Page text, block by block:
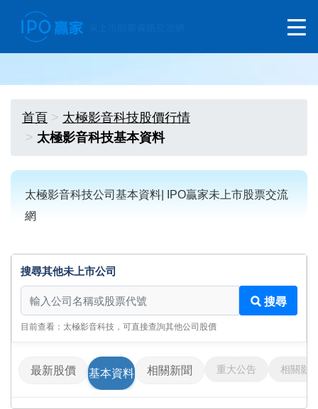
首頁
太極影音科技股價行情
太極影音科技基本資料
太極影音科技公司基本資料| IPO贏家未上市股票交流
網
搜尋其他未上市公司
搜尋其他未上市公司
搜尋
目前查看：太極影音科技，可直接查詢其他公司股價
最新股價 基本資料 相關新聞 重大公告 相關影